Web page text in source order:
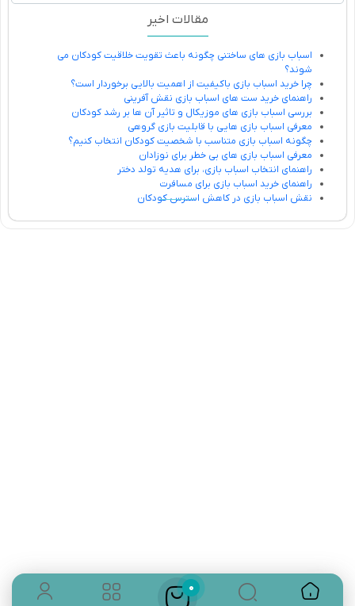
مقالات اخیر
اسباب بازی های ساختنی چگونه باعث تقویت خلاقیت کودکان می
شوند؟
چرا خرید اسباب بازی باکیفیت از اهمیت بالایی برخوردار است؟
راهنمای خرید ست های اسباب بازی نقش آفرینی
بررسی اسباب بازی های موزیکال و تاثیر آن ها بر رشد کودکان
معرفی اسباب بازی هایی با قابلیت بازی گروهی
چگونه اسباب بازی متناسب با شخصیت کودکان انتخاب کنیم؟
معرفی اسباب بازی های بی خطر برای نوزادان
راهنمای انتخاب اسباب بازی، برای هدیه تولد دختر
راهنمای خرید اسباب بازی برای مسافرت
نقش اسباب بازی در کاهش استرس کودکان
0
سوالات متداول